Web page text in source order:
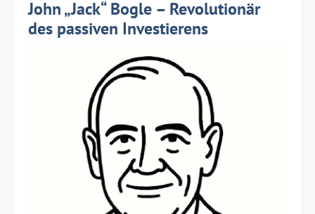
John „Jack“ Bogle – Revolutionär
des passiven Investierens